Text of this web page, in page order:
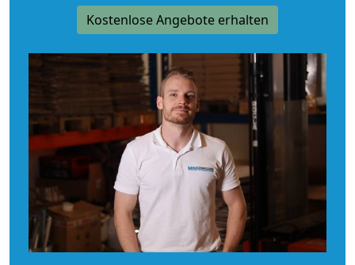
Kostenlose Angebote erhalten